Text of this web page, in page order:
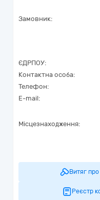
Замовник:
ЄДРПОУ:
Контактна особа:
Телефон:
E-mail:
Місцезнаходження:
Витяг про
Реєстр